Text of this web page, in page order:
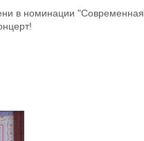
в номинации "Современная